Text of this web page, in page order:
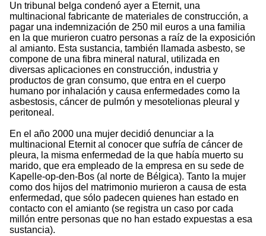
Un tribunal belga condenó ayer a Eternit, una
multinacional fabricante de materiales de construcción, a
pagar una indemnización de 250 mil euros a una familia
en la que murieron cuatro personas a raíz de la exposición
al amianto. Esta sustancia, también llamada asbesto, se
compone de una fibra mineral natural, utilizada en
diversas aplicaciones en construcción, industria y
productos de gran consumo, que entra en el cuerpo
humano por inhalación y causa enfermedades como la
asbestosis, cáncer de pulmón y mesotelionas pleural y
peritoneal.
En el año 2000 una mujer decidió denunciar a la
multinacional Eternit al conocer que sufría de cáncer de
pleura, la misma enfermedad de la que había muerto su
marido, que era empleado de la empresa en su sede de
Kapelle-op-den-Bos (al norte de Bélgica). Tanto la mujer
como dos hijos del matrimonio murieron a causa de esta
enfermedad, que sólo padecen quienes han estado en
contacto con el amianto (se registra un caso por cada
millón entre personas que no han estado expuestas a esa
sustancia).